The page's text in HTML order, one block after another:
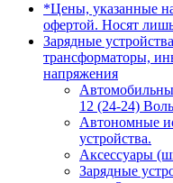
*Цены, указанные
офертой. Носят
Зарядные
трансформаторы,
напряжения
12 (24-24)
Автономные
устройства.
Аксессуары
Зарядные